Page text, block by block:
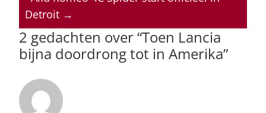
p
p
o
o
k
Detroit →
2 gedachten over “Toen Lancia
bijna doordrong tot in Amerika”